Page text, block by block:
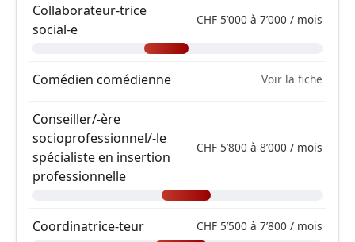
Collaborateur-trice
social-e
CHF 5’000 à 7’000 / mois
Comédien comédienne Voir la fiche
Conseiller/-ère
socioprofessionnel/-le
spécialiste en insertion
professionnelle
CHF 5’800 à 8’000 / mois
Coordinatrice-teur CHF 5’500 à 7’800 / mois